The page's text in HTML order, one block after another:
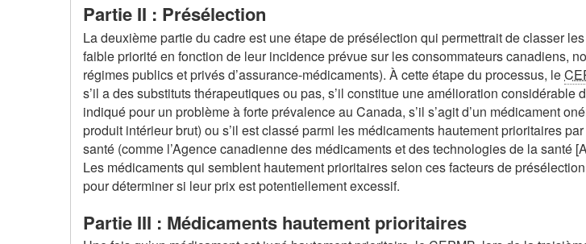
Partie II : Présélection
La deuxième partie du cadre est une étape de présélection qui permettrait de classer
faible priorité en fonction de leur incidence prévue sur les consommateurs canadiens,
régimes publics et privés d’assurance-médicaments). À cette étape du processus, le
s’il a des substituts thérapeutiques ou pas, s’il constitue une amélioration
indiqué pour un problème à forte prévalence au Canada, s’il s’agit d’un médicament
produit intérieur brut) ou s’il est classé parmi les médicaments hautement prioritaires
santé (comme l’Agence canadienne des médicaments et des technologies de la santé
Les médicaments qui semblent hautement prioritaires selon ces facteurs de
pour déterminer si leur prix est potentiellement excessif.
Partie III : Médicaments hautement prioritaires